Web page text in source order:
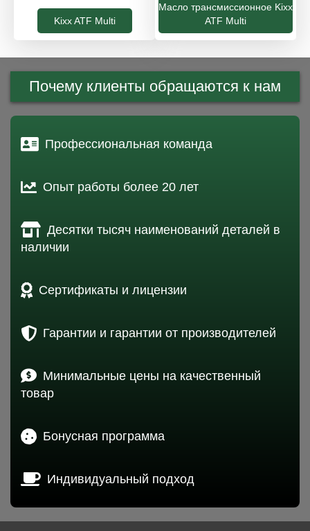
Kixx ATF Multi
Масло трансмиссионное Kixx
ATF Multi
Почему клиенты обращаются к нам
Профессиональная команда
Опыт работы более 20 лет
Десятки тысяч наименований деталей в
наличии
Сертификаты и лицензии
Гарантии и гарантии от производителей
Минимальные цены на качественный
товар
Бонусная программа
Индивидуальный подход